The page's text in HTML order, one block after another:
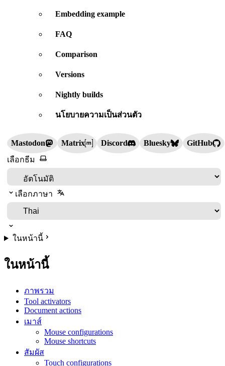
Embedding example
FAQ
Comparison
Versions
Nightly builds
นโยบายความเป็นส่วนตัว
Mastodon Matrix Discord Bluesky
GitHub
เลือกธีม
เลือกภาษา
ในหน้านี้
ในหน้านี้
ภาพรวม
Tool activators
Document actions
เมาส์
Mouse configurations
Mouse shortcuts
สัมผัส
Touch configurations